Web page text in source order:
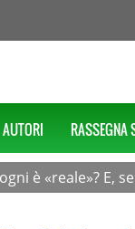
AUTORI RASSEGNA
è «reale»? E,